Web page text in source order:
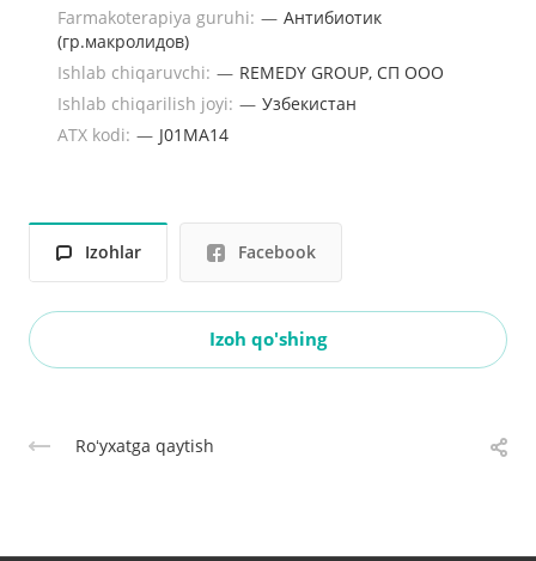
Farmakoterapiya guruhi: — Антибиотик
(гр.макролидов)
Ishlab chiqaruvchi: — REMEDY GROUP, СП ООО
Ishlab chiqarilish joyi: — Узбекистан
ATX kodi: — J01MA14
Izohlar Facebook
Izoh qo'shing
Roʻyxatga qaytish